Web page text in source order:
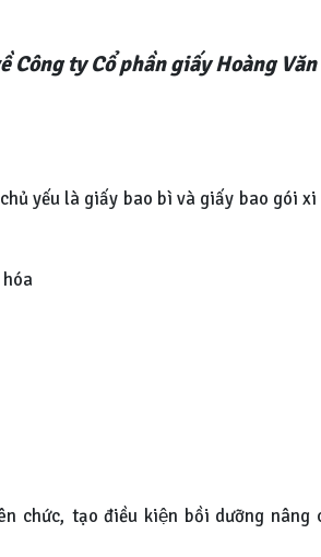
Công ty Cổ phần giấy Hoàng Văn
yếu là giấy bao bì và giấy bao gói
chức, tạo điều kiện bồi dưỡng